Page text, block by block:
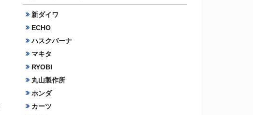
新ダイワ
ECHO
ハスクバーナ
マキタ
RYOBI
丸山製作所
ホンダ
カーツ